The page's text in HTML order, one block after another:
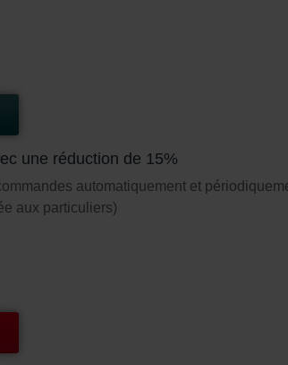
une réduction de 15%
automatiquement et
aux particuliers)